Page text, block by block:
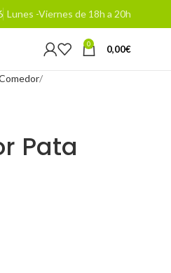
Lunes -Viernes de 18h a 20h
0 0,00€
Pata